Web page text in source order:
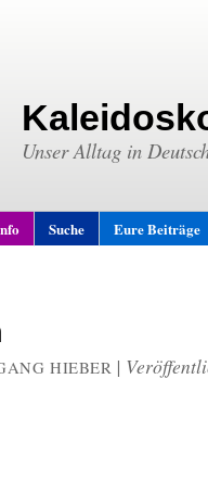
Unser Alltag in
Suche Eure Beiträge
HIEBER |